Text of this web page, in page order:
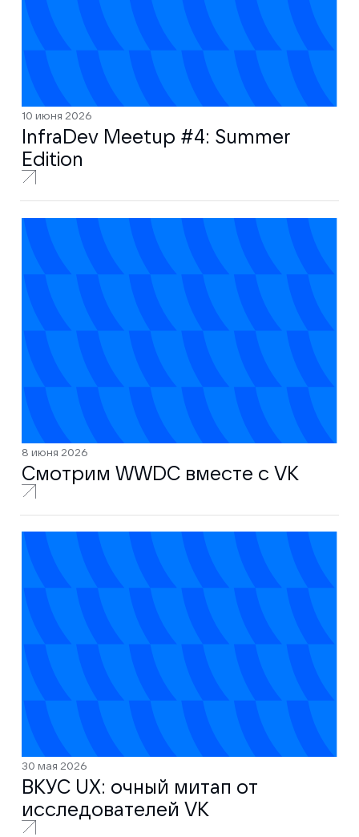
10 июня 2026
InfraDev Meetup #4: Summer
Edition
8 июня 2026
Смотрим WWDC вместе с VK
30 мая 2026
ВКУС UX: очный митап от
исследователей VK